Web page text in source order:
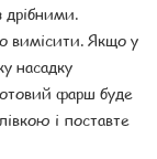
дрібними.
вимісити. Якщо у
насадку
фарш буде
і поставте